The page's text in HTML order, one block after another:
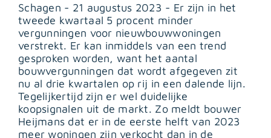
Schagen - 21 augustus 2023 - Er zijn in het
tweede kwartaal 5 procent minder
vergunningen voor nieuwbouwwoningen
verstrekt. Er kan inmiddels van een trend
gesproken worden, want het aantal
bouwvergunningen dat wordt afgegeven zit
nu al drie kwartalen op rij in een dalende lijn.
Tegelijkertijd zijn er wel duidelijke
koopsignalen uit de markt. Zo meldt bouwer
Heijmans dat er in de eerste helft van 2023
meer woningen zijn verkocht dan in de